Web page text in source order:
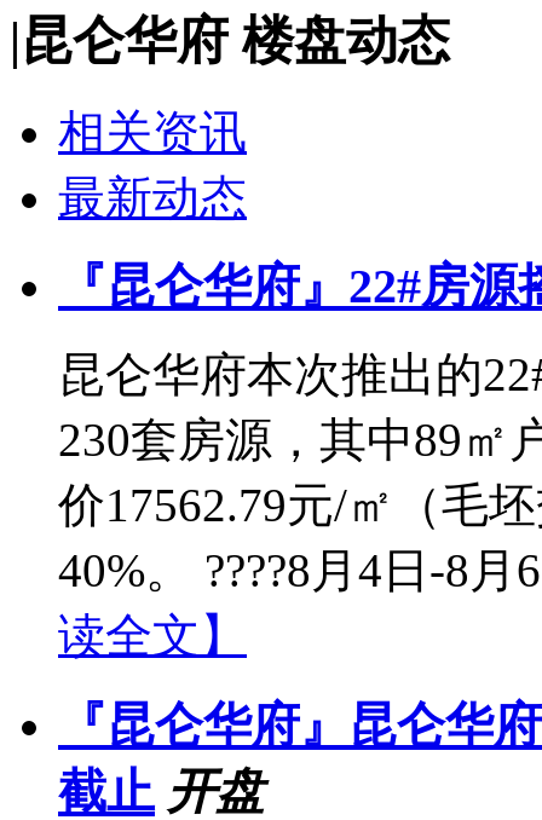
|昆仑华府 楼盘动态
相关资讯
最新动态
『昆仑华府』22#房
昆仑华府本次推出的
230套房源，其中89㎡
价17562.79元/㎡（毛
40%。 ????8月4日-8
读全文】
『昆仑华府』昆仑华
截止 开盘